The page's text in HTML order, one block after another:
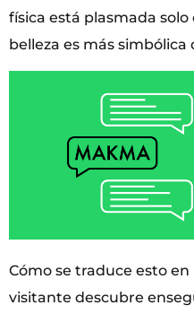
física está plasmada
belleza es más simbólica
Cómo se traduce esto
visitante descubre